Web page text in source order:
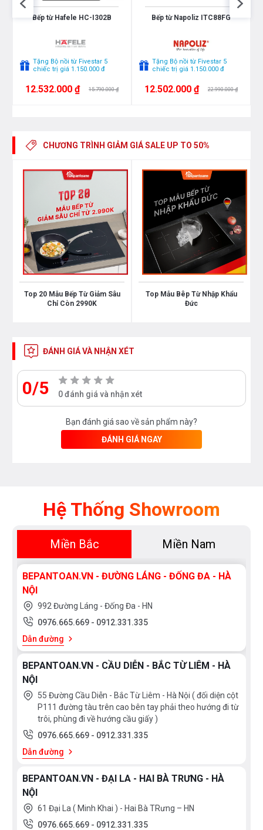
Chức năng an toàn của bếp từ đôi
Chức năng cảnh báo nhiệt dư cho từng vùng nấu
Chức năng tự động tắt bếp khi nhấc nồi khỏi vùng
Thân thiện với môi trường và người dùng
Cũng giống những sản phẩm bếp từ hiện đại
khác,bếp từ đôiSpelier SPM 929I PLUShoạt động
dựa trên nguyên lý làm nóng bằng cảm ứng của sóng
điện từ nên không sinh khói hay khí độc trong quá
CAM KẾT TỪ BẾP AN TOÀN
Chính sách giá bán phân phối cạnh tranh nhất
năm)
Tất cả bếp bán ra đều có hóa đơn bán hàng và
phiếu bảo hành chính hãng kèm theo
Dịch vụ lắp đặt chuyên nghiệp từ đội ngũ Kỹ
Luôn có chính sách chiết khấu và giá tốt đến các
đại lý, cửa hàng, nhà thầu xây dựng
Bếp từ Hafele HC-I302B
Tặng Bộ nồi từ Fivestar 5
chiếc trị giá 1.150.000 đ
12.532.000 ₫ 15.790.000 ₫
Bếp từ Napoliz ITC88FG
Tặng Bộ nồi từ Fivestar 5
chiếc trị giá 1.150.000 đ
12.502.000 ₫ 22.990.000 ₫
CHƯƠNG TRÌNH GIẢM GIÁSALE UP TO 50%
Top 20 Mẫu Bếp Từ Giảm Sâu
Chỉ Còn 2990K
Top Mẫu Bêp Từ Nhập Khẩu
Đức
ĐÁNH GIÁ VÀ NHẬN XÉT
0/5 0 đánh giá và nhận xét
Bạn đánh giá sao về sản phẩm này?
ĐÁNH GIÁ NGAY
Hệ Thống Showroom
Miền Bắc Miền Nam
BEPANTOAN.VN - ĐƯỜNG LÁNG - ĐỐNG ĐA - HÀ
NỘI
992 Đường Láng - Đống Đa - HN
0976.665.669 - 0912.331.335
Dẫn đường
BEPANTOAN.VN - CẦU DIỄN - BẮC TỪ LIÊM - HÀ
NỘI
55 Đường Cầu Diễn - Bắc Từ Liêm - Hà Nội ( đối diện cột
P111 đường tàu trên cao bên tay phải theo hướng đi từ
trôi, phùng đi về hướng cầu giấy )
0976.665.669 - 0912.331.335
Dẫn đường
BEPANTOAN.VN - ĐẠI LA - HAI BÀ TRƯNG - HÀ
NỘI
61 Đại La ( Minh Khai ) - Hai Bà TRưng – HN
0976.665.669 - 0912.331.335